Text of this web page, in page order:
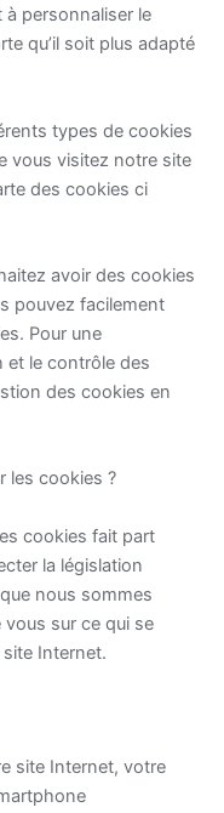
personnaliser le
qu’il soit plus adapté
types de cookies
vous visitez notre site
des cookies ci
avoir des cookies
pouvez facilement
Pour une
et le contrôle des
des cookies en
les cookies ?
cookies fait part
la législation
nous sommes
sur ce qui se
Internet.
site Internet, votre